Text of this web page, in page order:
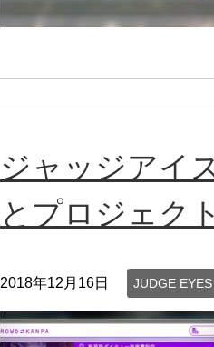
ジャッジアイ
とプロジェク
2018年12月16日 JUDGE EYES